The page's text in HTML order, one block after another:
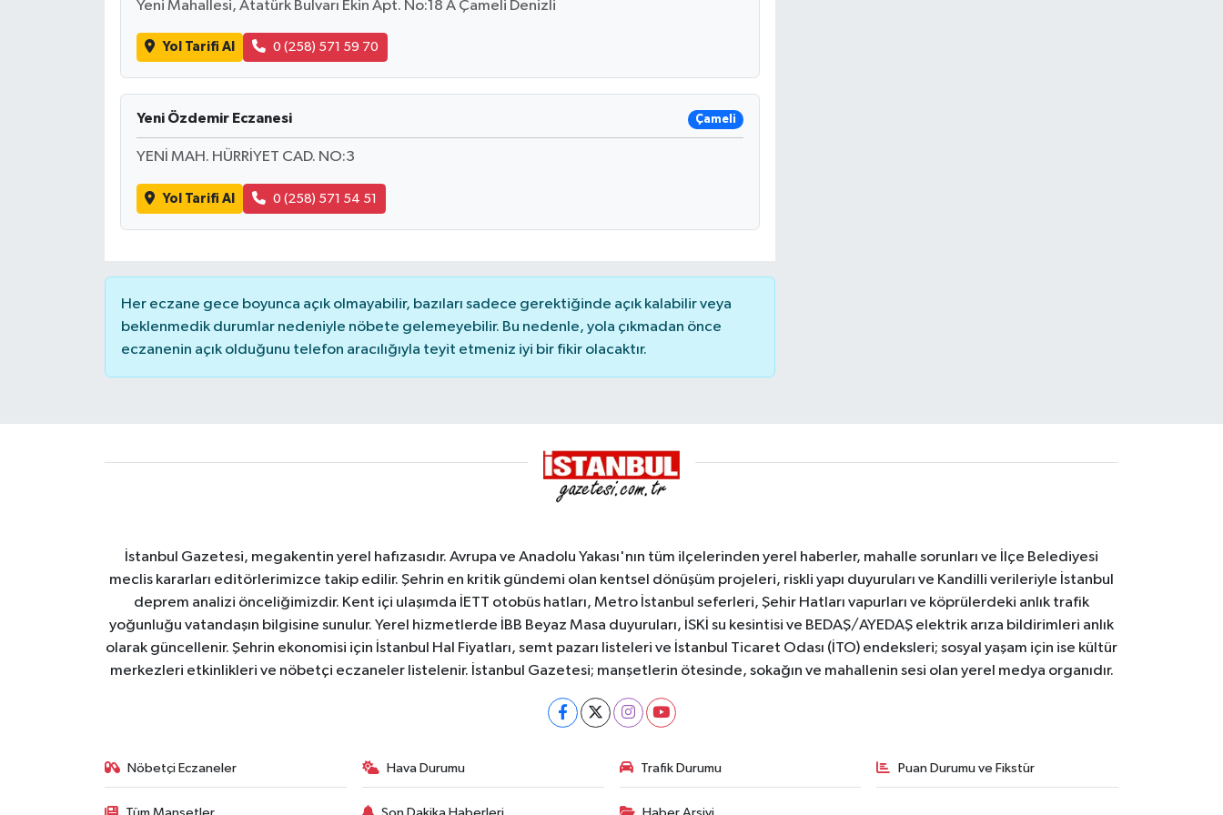
Yeni Mahallesi, Atatürk Bulvarı Ekin Apt. No:18 A Çameli Denizli
Yol Tarifi Al 0 (258) 571 59 70
Yeni Özdemir Eczanesi Çameli
YENİ MAH. HÜRRİYET CAD. NO:3
Yol Tarifi Al 0 (258) 571 54 51
Her eczane gece boyunca açık olmayabilir, bazıları sadece gerektiğinde açık kalabilir veya
beklenmedik durumlar nedeniyle nöbete gelemeyebilir. Bu nedenle, yola çıkmadan önce
eczanenin açık olduğunu telefon aracılığıyla teyit etmeniz iyi bir fikir olacaktır.
İstanbul Gazetesi, megakentin yerel hafızasıdır. Avrupa ve Anadolu Yakası'nın tüm ilçelerinden yerel haberler, mahalle sorunları ve İlçe Belediyesi
meclis kararları editörlerimizce takip edilir. Şehrin en kritik gündemi olan kentsel dönüşüm projeleri, riskli yapı duyuruları ve Kandilli verileriyle İstanbul
deprem analizi önceliğimizdir. Kent içi ulaşımda İETT otobüs hatları, Metro İstanbul seferleri, Şehir Hatları vapurları ve köprülerdeki anlık trafik
yoğunluğu vatandaşın bilgisine sunulur. Yerel hizmetlerde İBB Beyaz Masa duyuruları, İSKİ su kesintisi ve BEDAŞ/AYEDAŞ elektrik arıza bildirimleri anlık
olarak güncellenir. Şehrin ekonomisi için İstanbul Hal Fiyatları, semt pazarı listeleri ve İstanbul Ticaret Odası (İTO) endeksleri; sosyal yaşam için ise kültür
merkezleri etkinlikleri ve nöbetçi eczaneler listelenir. İstanbul Gazetesi; manşetlerin ötesinde, sokağın ve mahallenin sesi olan yerel medya organıdır.
Nöbetçi Eczaneler Hava Durumu Trafik Durumu Puan Durumu ve Fikstür
Tüm Manşetler Son Dakika Haberleri Haber Arşivi